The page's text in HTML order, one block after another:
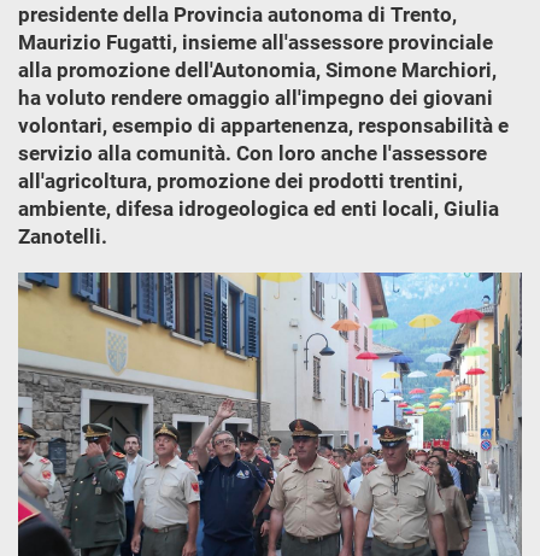
presidente della Provincia autonoma di Trento,
Maurizio Fugatti, insieme all'assessore provinciale
alla promozione dell'Autonomia, Simone Marchiori,
ha voluto rendere omaggio all'impegno dei giovani
volontari, esempio di appartenenza, responsabilità e
servizio alla comunità. Con loro anche l'assessore
all'agricoltura, promozione dei prodotti trentini,
ambiente, difesa idrogeologica ed enti locali, Giulia
Zanotelli.